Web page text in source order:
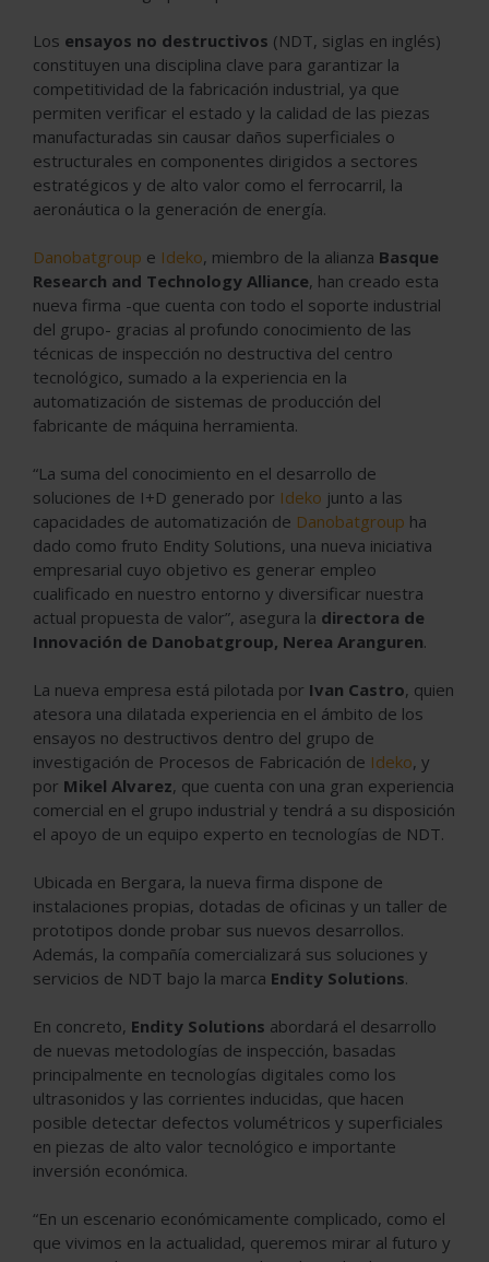
Los ensayos no destructivos (NDT, siglas en inglés)
constituyen una disciplina clave para garantizar la
competitividad de la fabricación industrial, ya que
permiten verificar el estado y la calidad de las piezas
manufacturadas sin causar daños superficiales o
estructurales en componentes dirigidos a sectores
estratégicos y de alto valor como el ferrocarril, la
aeronáutica o la generación de energía.
Danobatgroup e Ideko, miembro de la alianza Basque
Research and Technology Alliance, han creado esta
nueva firma -que cuenta con todo el soporte industrial
del grupo- gracias al profundo conocimiento de las
técnicas de inspección no destructiva del centro
tecnológico, sumado a la experiencia en la
automatización de sistemas de producción del
fabricante de máquina herramienta.
“La suma del conocimiento en el desarrollo de
soluciones de I+D generado por Ideko junto a las
capacidades de automatización de Danobatgroup ha
dado como fruto Endity Solutions, una nueva iniciativa
empresarial cuyo objetivo es generar empleo
cualificado en nuestro entorno y diversificar nuestra
actual propuesta de valor”, asegura la directora de
Innovación de Danobatgroup, Nerea Aranguren.
La nueva empresa está pilotada por Ivan Castro, quien
atesora una dilatada experiencia en el ámbito de los
ensayos no destructivos dentro del grupo de
investigación de Procesos de Fabricación de Ideko, y
por Mikel Alvarez, que cuenta con una gran experiencia
comercial en el grupo industrial y tendrá a su disposición
el apoyo de un equipo experto en tecnologías de NDT.
Ubicada en Bergara, la nueva firma dispone de
instalaciones propias, dotadas de oficinas y un taller de
prototipos donde probar sus nuevos desarrollos.
Además, la compañía comercializará sus soluciones y
servicios de NDT bajo la marca Endity Solutions.
En concreto, Endity Solutions abordará el desarrollo
de nuevas metodologías de inspección, basadas
principalmente en tecnologías digitales como los
ultrasonidos y las corrientes inducidas, que hacen
posible detectar defectos volumétricos y superficiales
en piezas de alto valor tecnológico e importante
inversión económica.
“En un escenario económicamente complicado, como el
que vivimos en la actualidad, queremos mirar al futuro y